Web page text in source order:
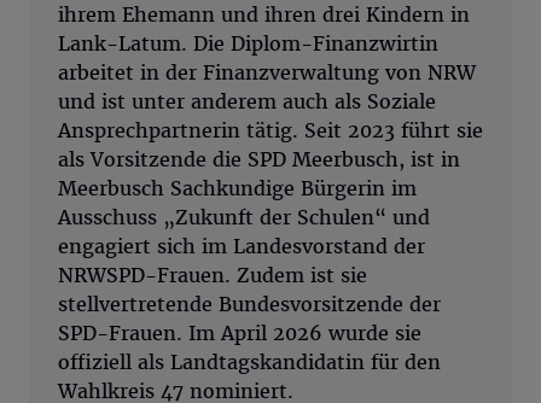
ihrem Ehemann und ihren drei Kindern in
Lank-Latum. Die Diplom-Finanzwirtin
arbeitet in der Finanzverwaltung von NRW
und ist unter anderem auch als Soziale
Ansprechpartnerin tätig. Seit 2023 führt sie
als Vorsitzende die SPD Meerbusch, ist in
Meerbusch Sachkundige Bürgerin im
Ausschuss „Zukunft der Schulen“ und
engagiert sich im Landesvorstand der
NRWSPD-Frauen. Zudem ist sie
stellvertretende Bundesvorsitzende der
SPD-Frauen. Im April 2026 wurde sie
offiziell als Landtagskandidatin für den
Wahlkreis 47 nominiert.